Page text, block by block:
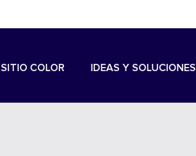
SITIO COLOR IDEAS Y SOLUCIONES